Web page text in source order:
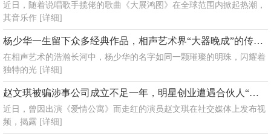
近日，随着说唱歌手揽佬的歌曲《大展鸿图》在全球范围内掀起热潮，
其音乐作 [详细]
杨少华一生留下众多经典作品，相声艺术界“大器晚成”的传奇人生
在相声艺术的浩瀚长河中，杨少华的名字如同一颗璀璨的明珠，闪耀着
独特的光 [详细]
赵文琪被骗涉事公司成立不足一年，明星创业遭遇合伙人“收割”
近日，曾因出演《爱情公寓》而走红的演员赵文琪在社交媒体上发布视
频，揭露 [详细]